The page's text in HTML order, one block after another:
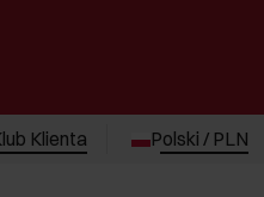
Klienta Polski / PLN